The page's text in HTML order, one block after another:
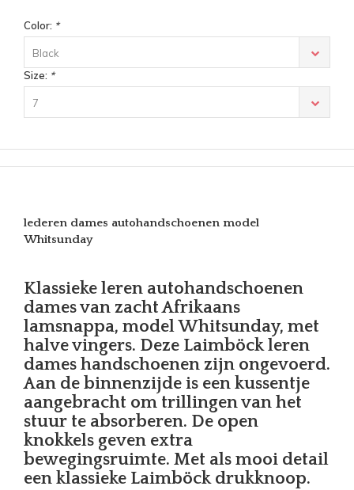
Color: *
Black
Size: *
7
lederen dames autohandschoenen model
Whitsunday
Klassieke leren autohandschoenen
dames van zacht Afrikaans
lamsnappa, model Whitsunday, met
halve vingers. Deze Laimböck leren
dames handschoenen zijn ongevoerd.
Aan de binnenzijde is een kussentje
aangebracht om trillingen van het
stuur te absorberen. De open
knokkels geven extra
bewegingsruimte. Met als mooi detail
een klassieke Laimböck drukknoop.